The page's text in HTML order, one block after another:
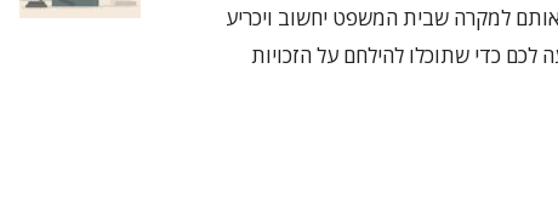
למקרה שבית המשפט יחשוב ויכריע
כדי שתוכלו להילחם על הזכויות